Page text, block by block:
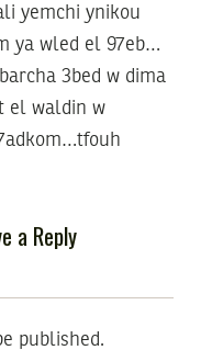
yemchi ynikou
ya wled el 97eb…
3bed w dima
el waldin w
a Reply
published.